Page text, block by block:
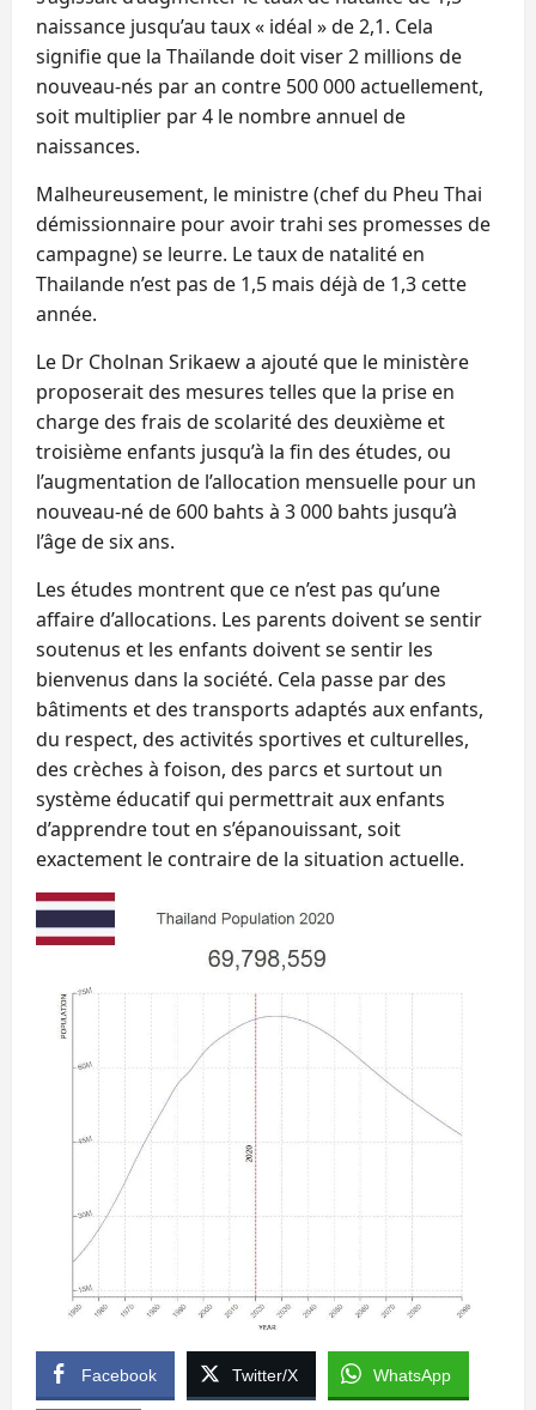
naissance jusqu’au taux « idéal » de 2,1. Cela
signifie que la Thaïlande doit viser 2 millions de
nouveau-nés par an contre 500 000 actuellement,
soit multiplier par 4 le nombre annuel de
naissances.
Malheureusement, le ministre (chef du Pheu Thai
démissionnaire pour avoir trahi ses promesses de
campagne) se leurre. Le taux de natalité en
Thailande n’est pas de 1,5 mais déjà de 1,3 cette
année.
Le Dr Cholnan Srikaew a ajouté que le ministère
proposerait des mesures telles que la prise en
charge des frais de scolarité des deuxième et
troisième enfants jusqu’à la fin des études, ou
l’augmentation de l’allocation mensuelle pour un
nouveau-né de 600 bahts à 3 000 bahts jusqu’à
l’âge de six ans.
Les études montrent que ce n’est pas qu’une
affaire d’allocations. Les parents doivent se sentir
soutenus et les enfants doivent se sentir les
bienvenus dans la société. Cela passe par des
bâtiments et des transports adaptés aux enfants,
du respect, des activités sportives et culturelles,
des crèches à foison, des parcs et surtout un
système éducatif qui permettrait aux enfants
d’apprendre tout en s’épanouissant, soit
exactement le contraire de la situation actuelle.
Facebook Twitter/X WhatsApp